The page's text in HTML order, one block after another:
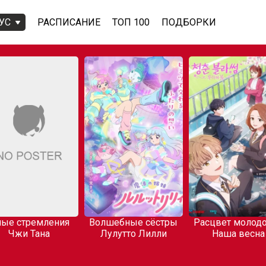
РАСПИСАНИЕ ТОП 100 ПОДБОРКИ
стремления
Чжи Тана
Волшебные сёстры
Лулутто Лилли
Расцвет
Наша весна